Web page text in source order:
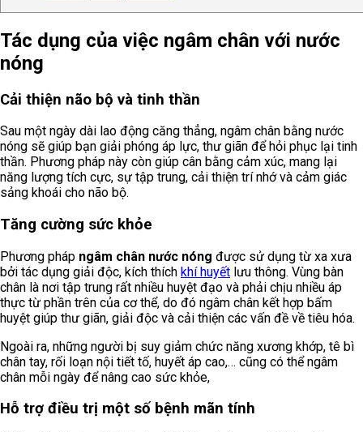
Tác dụng của việc ngâm chân với nước
nóng
Cải thiện não bộ và tinh thần
Sau một ngày dài lao động căng thẳng, ngâm chân bằng nước
nóng sẽ giúp bạn giải phóng áp lực, thư giãn để hỏi phục lại tinh
thần. Phương pháp này còn giúp cân bằng cảm xúc, mang lại
năng lượng tích cực, sự tập trung, cải thiện trí nhớ và cảm giác
sảng khoái cho não bộ.
Tăng cường sức khỏe
Phương pháp ngâm chân nước nóng được sử dụng từ xa xưa
bởi tác dụng giải độc, kích thích khí huyết lưu thông. Vùng bàn
chân là nơi tập trung rất nhiều huyệt đạo và phải chịu nhiều áp
thực từ phần trên của cơ thể, do đó ngâm chân kết hợp bấm
huyệt giúp thư giãn, giải độc và cải thiện các vấn đề về tiêu hóa.
Ngoài ra, những người bị suy giảm chức năng xương khớp, tê bì
chân tay, rối loạn nội tiết tố, huyết áp cao,… cũng có thể ngâm
chân mỗi ngày để nâng cao sức khỏe,
Hỗ trợ điều trị một số bệnh mãn tính